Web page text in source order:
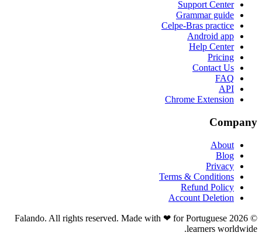
Support Center
Grammar guide
Celpe-Bras practice
Android app
Help Center
Pricing
Contact Us
FAQ
API
Chrome Extension
Company
About
Blog
Privacy
Terms & Conditions
Refund Policy
Account Deletion
© 2026 Falando. All rights reserved. Made with ❤ for Portuguese
learners worldwide.